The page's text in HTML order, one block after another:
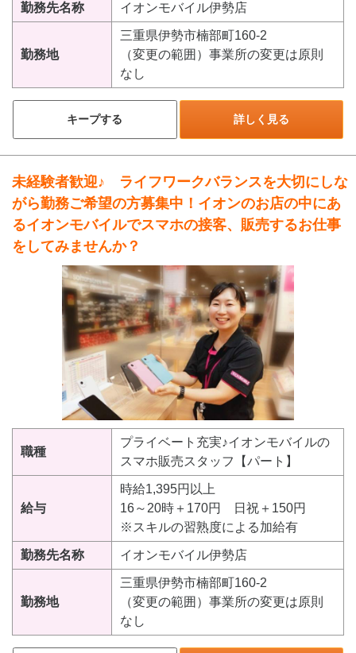
勤務先名称 イオンモバイル伊勢店
勤務地
三重県伊勢市楠部町160-2
（変更の範囲）事業所の変更は原則
なし
キープする 詳しく見る
未経験者歓迎♪ ライフワークバランスを大切にしな
がら勤務ご希望の方募集中！イオンのお店の中にあ
るイオンモバイルでスマホの接客、販売するお仕事
をしてみませんか？
職種
プライベート充実♪イオンモバイルの
スマホ販売スタッフ【パート】
給与
時給1,395円以上
16～20時＋170円 日祝＋150円
※スキルの習熟度による加給有
勤務先名称 イオンモバイル伊勢店
勤務地
三重県伊勢市楠部町160-2
（変更の範囲）事業所の変更は原則
なし